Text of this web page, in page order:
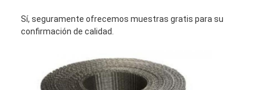
Sí, seguramente ofrecemos muestras gratis para su
confirmación de calidad.